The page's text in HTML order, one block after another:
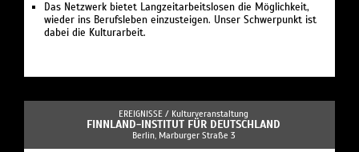
Das Netzwerk bietet Langzeitarbeitslosen die Möglichkeit,
wieder ins Berufsleben einzusteigen. Unser Schwerpunkt ist
dabei die Kulturarbeit.
EREIGNISSE / Kulturveranstaltung
FINNLAND-INSTITUT FÜR DEUTSCHLAND
Berlin, Marburger Straße 3